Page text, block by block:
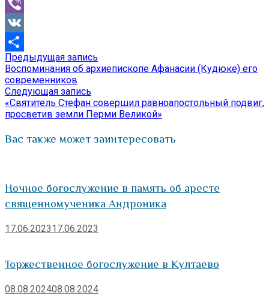
Mail.Ru
Viber
VK
Отправить
Навигация
по
записям
Предыдущая запись
запись:
Воспоминания об архиепископе Афанасии (Кудюке) его
современников
Следующая запись
запись:
«Святитель Стефан совершил равноапостольный подвиг,
просветив земли Перми Великой»
Вас также может заинтересовать
Ночное богослужение в память об аресте
священномученика Андроника
17.06.202317.06.2023
Торжественное богослужение в Култаево
08.08.202408.08.2024